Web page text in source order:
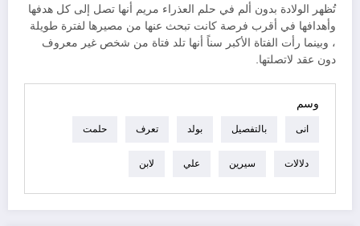
تُظهر الولادة بدون ألم في حلم العذراء مريم أنها تصل إلى كل هدفها
وأهدافها في أقرب فرصة كانت تبحث عنها من مصيرها لفترة طويلة
، وبينما رأت الفتاة الأكبر سناً أنها تلد فتاة من شخص غير معروف
دون عقد لاتصلتها.
وسم
انى بالتفصيل بولد تعرف حلمت
دلالات سيرين علي لابن